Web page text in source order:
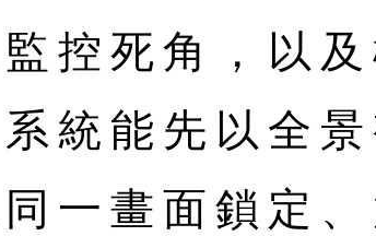
控死角，以
統能先以全
一畫面鎖定